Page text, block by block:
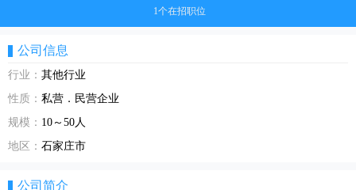
1个在招职位
公司信息
行业： 其他行业
性质： 私营．民营企业
规模： 10～50人
地区： 石家庄市
公司简介